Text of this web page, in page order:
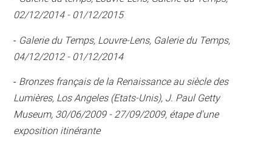
02/12/2014 - 01/12/2015
- Galerie du Temps, Louvre-Lens, Galerie du Temps,
04/12/2012 - 01/12/2014
- Bronzes français de la Renaissance au siècle des
Lumières, Los Angeles (Etats-Unis), J. Paul Getty
Museum, 30/06/2009 - 27/09/2009, étape d'une
exposition itinérante